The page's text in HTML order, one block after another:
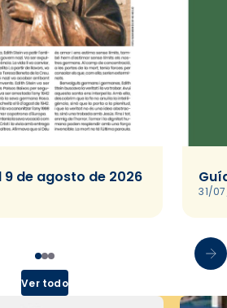
de agosto de 2026
31/
Ver todo